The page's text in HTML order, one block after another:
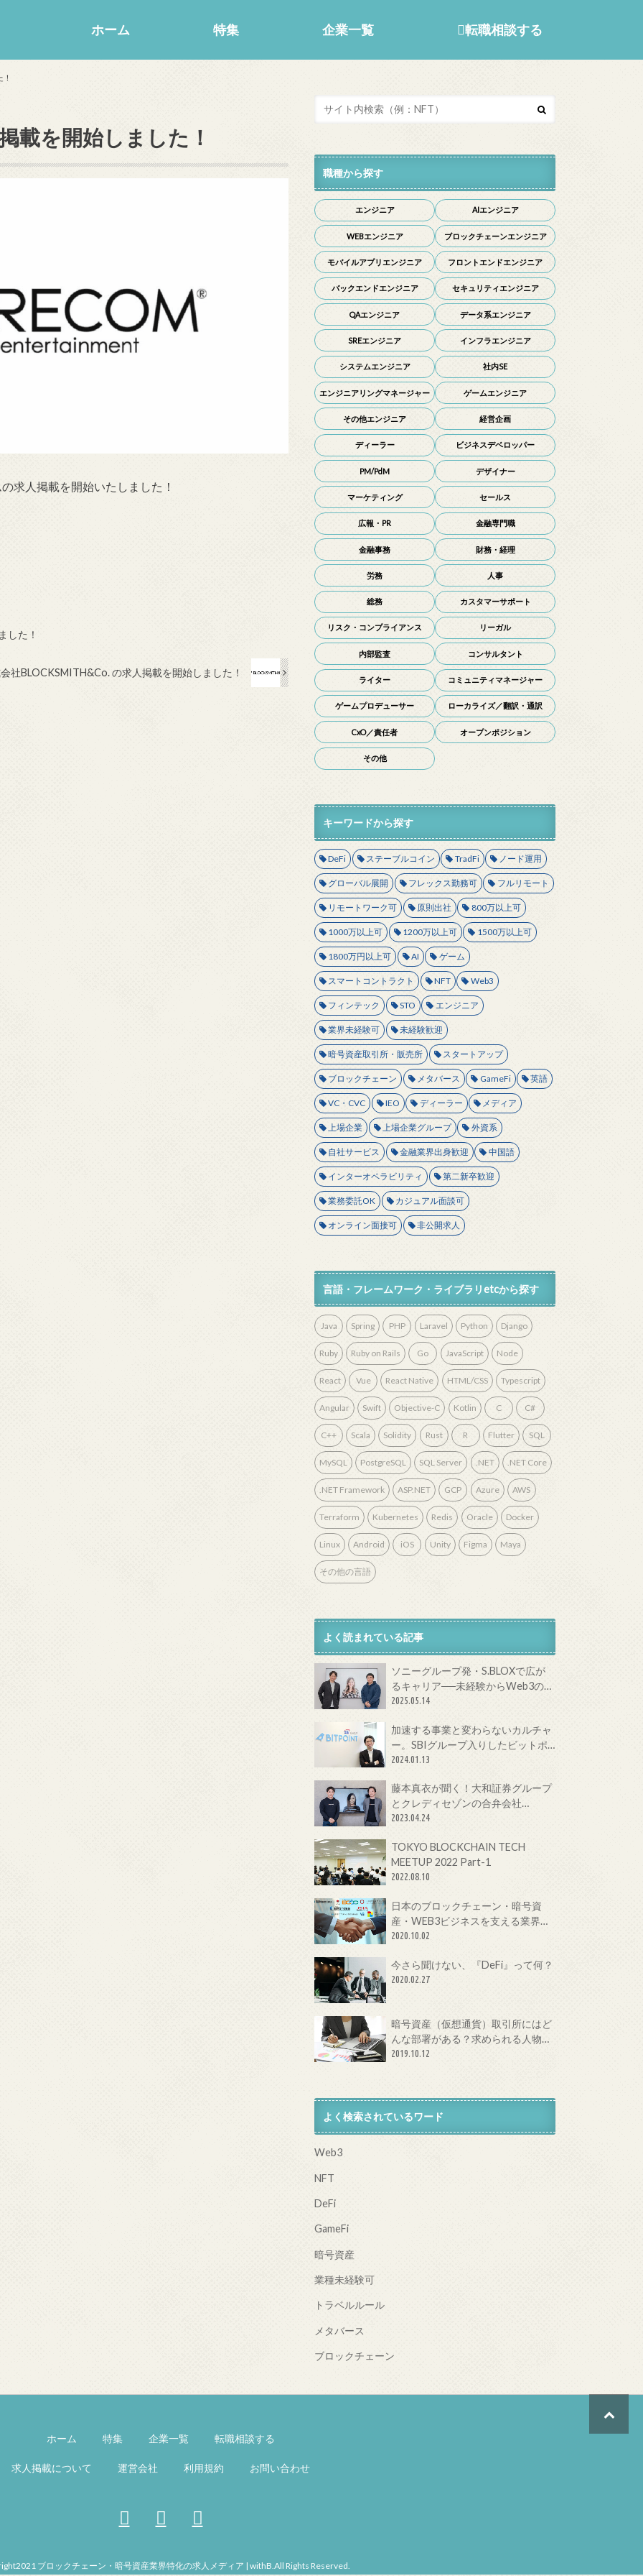
ホーム 特集 企業一覧 転職相談する
載を開始しました！
求人掲載を開始いたしました！
した！
社BLOCKSMITH&Co. の求人掲載を開始しました！
職種から探す
エンジニア AIエンジニア
WEBエンジニア ブロックチェーンエンジニア
モバイルアプリエンジニア フロントエンドエンジニア
バックエンドエンジニア セキュリティエンジニア
QAエンジニア データ系エンジニア
SREエンジニア インフラエンジニア
システムエンジニア 社内SE
エンジニアリングマネージャー ゲームエンジニア
その他エンジニア 経営企画
ディーラー ビジネスデベロッパー
PM/PdM デザイナー
マーケティング セールス
広報・PR 金融専門職
金融事務 財務・経理
労務 人事
総務 カスタマーサポート
リスク・コンプライアンス リーガル
内部監査 コンサルタント
ライター コミュニティマネージャー
ゲームプロデューサー ローカライズ／翻訳・通訳
CxO／責任者 オープンポジション
その他
キーワードから探す
DeFi ステーブルコイン TradFi ノード運用
グローバル展開 フレックス勤務可 フルリモート
リモートワーク可 原則出社 800万以上可
1000万以上可 1200万以上可 1500万以上可
1800万円以上可 AI ゲーム
スマートコントラクト NFT Web3
フィンテック STO エンジニア
業界未経験可 未経験歓迎
暗号資産取引所・販売所 スタートアップ
ブロックチェーン メタバース GameFi 英語
VC・CVC IEO ディーラー メディア
上場企業 上場企業グループ 外資系
自社サービス 金融業界出身歓迎 中国語
インターオペラビリティ 第二新卒歓迎
業務委託OK カジュアル面談可
オンライン面接可 非公開求人
言語・フレームワーク・ライブラリetcから探す
Java Spring PHP Laravel Python Django
Ruby Ruby on Rails Go JavaScript Node
React Vue React Native HTML/CSS Typescript
Angular Swift Objective-C Kotlin C C#
C++ Scala Solidity Rust R Flutter SQL
MySQL PostgreSQL SQL Server .NET .NET Core
.NET Framework ASP.NET GCP Azure AWS
Terraform Kubernetes Redis Oracle Docker
Linux Android iOS Unity Figma Maya
その他の言語
よく読まれている記事
ソニーグループ発・S.BLOXで広が
るキャリア──未経験からWeb3の最
前線へ
2025.05.14
加速する事業と変わらないカルチャ
ー。SBIグループ入りしたビットポ
イントジャパンの今をCTOに聞いて
2024.01.13
藤本真衣が聞く！大和証券グループ
とクレディセゾンの合弁会社
Fintertechが目指す次世代金融サー
2023.04.24
TOKYO BLOCKCHAIN TECH
MEETUP 2022 Part-1
2022.08.10
日本のブロックチェーン・暗号資
産・WEB3ビジネスを支える業界団
体とは？
2020.10.02
今さら聞けない、『DeFi』って何？
2020.02.27
暗号資産（仮想通貨）取引所にはど
んな部署がある？求められる人物像
は？
2019.10.12
よく検索されているワード
Web3
NFT
DeFi
GameFi
暗号資産
業種未経験可
トラベルルール
メタバース
ブロックチェーン
ホーム 特集 企業一覧 転職相談する
求人掲載について 運営会社 利用規約 お問い合わせ
ブロックチェーン・暗号資産業界特化の求人メディア | withB.All Rights Reserved.